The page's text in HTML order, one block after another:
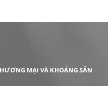
MẠI VÀ KHOÁNG SẢN